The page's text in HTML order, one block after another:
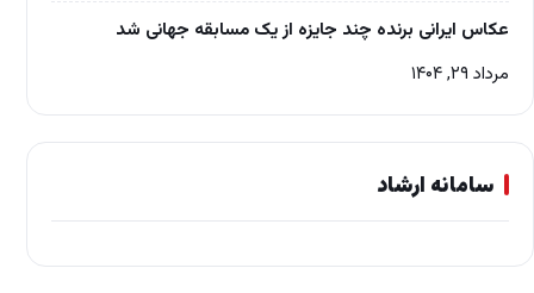
عکاس ایرانی برنده چند جایزه از یک مسابقه جهانی شد
مرداد ۲۹, ۱۴۰۴
سامانه ارشاد